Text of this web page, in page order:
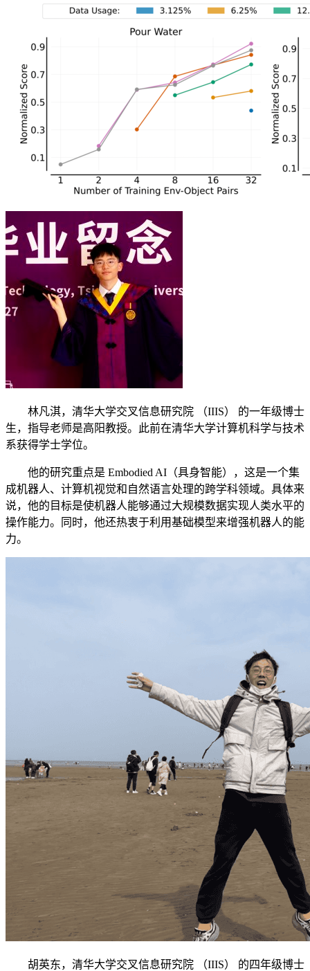
林凡淇，清华大学交叉信息研究院 （IIIS） 的一年级博士
生，指导老师是高阳教授。此前在清华大学计算机科学与技术
系获得学士学位。
他的研究重点是 Embodied AI（具身智能），这是一个集
成机器人、计算机视觉和自然语言处理的跨学科领域。具体来
说，他的目标是使机器人能够通过大规模数据实现人类水平的
操作能力。同时，他还热衷于利用基础模型来增强机器人的能
力。
胡英东，清华大学交叉信息研究院 （IIIS） 的四年级博士